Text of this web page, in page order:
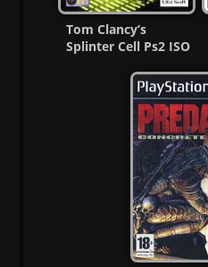
Tom Clancy’s
Splinter Cell Ps2 ISO
(Español/Multi)